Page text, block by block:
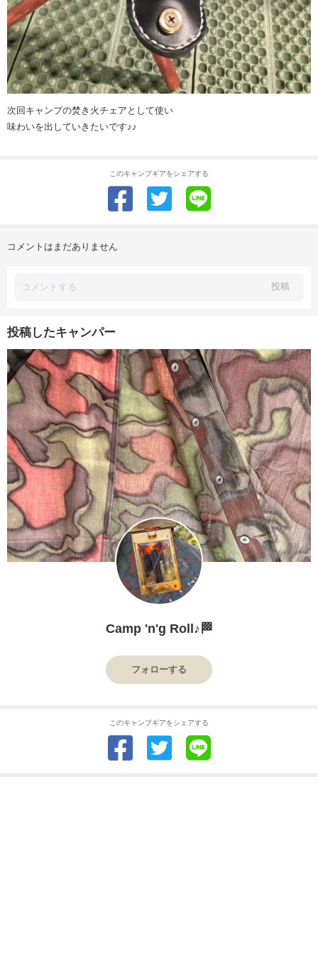
次回キャンプの焚き火チェアとして使い
味わいを出していきたいです♪♪
このキャンプギアをシェアする
コメントはまだありません
投稿
投稿したキャンパー
Camp 'n'g Roll♪🏁
フォローする
このキャンプギアをシェアする